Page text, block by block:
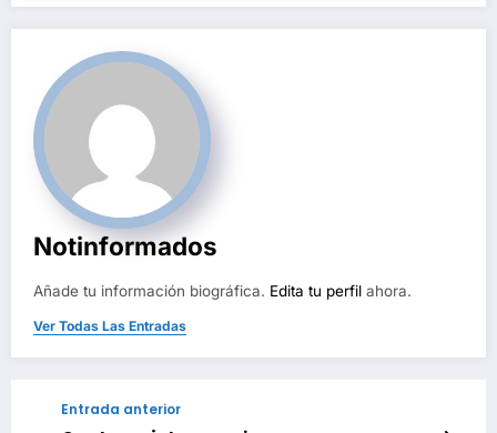
entradas
Notinformados
Añade tu información biográfica. Edita tu perfil ahora.
Ver Todas Las Entradas
Entrada anterior